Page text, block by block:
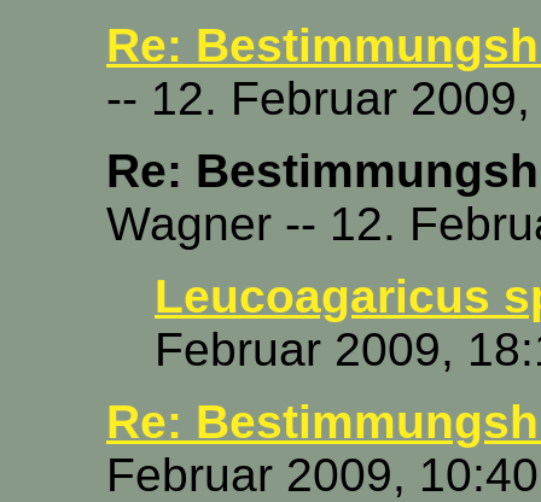
Re:
-- 12. Februar
Re:
Wagner -- 12.
Leucoagaricus
Februar 2009,
Re:
Februar 2009,